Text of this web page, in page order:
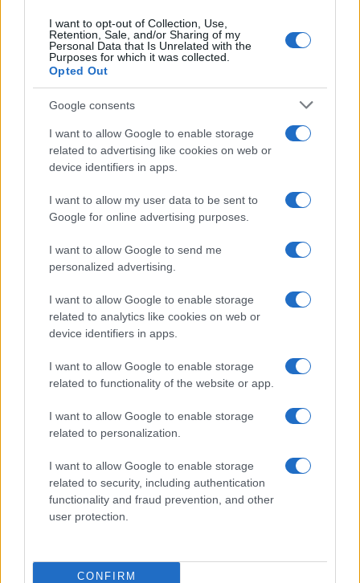
I want to opt-out of Collection, Use,
Retention, Sale, and/or Sharing of my
Personal Data that Is Unrelated with the
Purposes for which it was collected.
Opted Out
Google consents
I want to allow Google to enable storage
related to advertising like cookies on web or
device identifiers in apps.
I want to allow my user data to be sent to
Google for online advertising purposes.
I want to allow Google to send me
personalized advertising.
I want to allow Google to enable storage
related to analytics like cookies on web or
device identifiers in apps.
I want to allow Google to enable storage
related to functionality of the website or app.
I want to allow Google to enable storage
related to personalization.
I want to allow Google to enable storage
related to security, including authentication
functionality and fraud prevention, and other
user protection.
CONFIRM
Euro 2032 a Bari: il Comune conferma la candidatura e
TROVARE LAVORO
Guida pratica all’uso dell’IA per cercare e ottenere
lavoro
Paolo Mariani · 3 Ago 2026
PIÙ LETTI